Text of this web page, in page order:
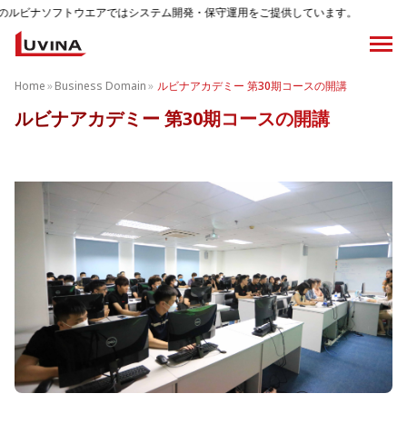
フトウエアではシステム開発・保守運用をご提供しています。
Home»Business Domain» ルビナアカデミー 第30期コースの開講
ルビナアカデミー 第30期コースの開講